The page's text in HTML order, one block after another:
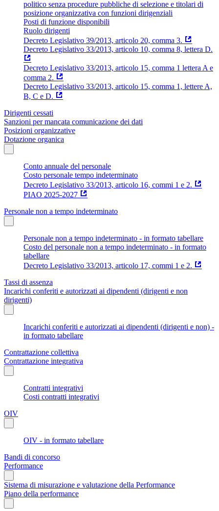
politico senza procedure pubbliche di selezione e titolari di
posizione organizzativa con funzioni dirigenziali
Posti di funzione disponibili
Ruolo dirigenti
Decreto Legislativo 39/2013, articolo 20, comma 3.
Decreto Legislativo 33/2013, articolo 10, comma 8, lettera D.
Decreto Legislativo 33/2013, articolo 15, comma 1 lettera A e
comma 2.
Decreto Legislativo 33/2013, articolo 15, comma 1, lettere A,
B, C e D.
Dirigenti cessati
Sanzioni per mancata comunicazione dei dati
Posizioni organizzative
Dotazione organica
Conto annuale del personale
Costo personale tempo indeterminato
Decreto Legislativo 33/2013, articolo 16, commi 1 e 2.
PIAO 2025-2027
Personale non a tempo indeterminato
Personale non a tempo indeterminato - in formato tabellare
Costo del personale non a tempo indeterminato - in formato
tabellare
Decreto Legislativo 33/2013, articolo 17, commi 1 e 2.
Tassi di assenza
Incarichi conferiti e autorizzati ai dipendenti (dirigenti e non
dirigenti)
Incarichi conferiti e autorizzati ai dipendenti (dirigenti e non) -
in formato tabellare
Contrattazione collettiva
Contrattazione integrativa
Contratti integrativi
Costi contratti integrativi
OIV
OIV - in formato tabellare
Bandi di concorso
Performance
Sistema di misurazione e valutazione della Performance
Piano della performance